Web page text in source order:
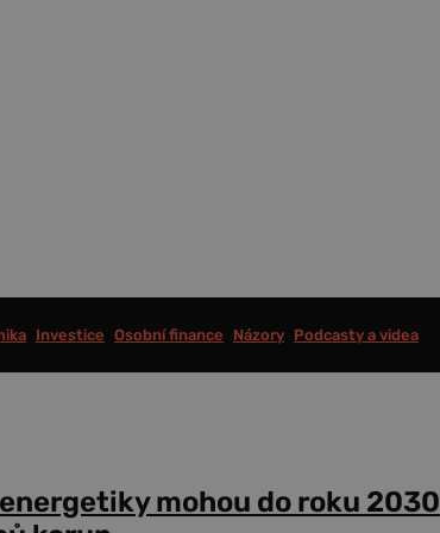
Investice Osobní finance Názory Podcasty a videa
mohou do roku 2030